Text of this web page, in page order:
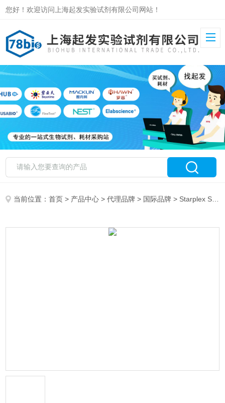
您好！欢迎访问上海起发实验试剂有限公司网站！
当前位置：首页 > 产品中心 >代理品牌 > 国际品牌 > Starplex Scientific 特约代理